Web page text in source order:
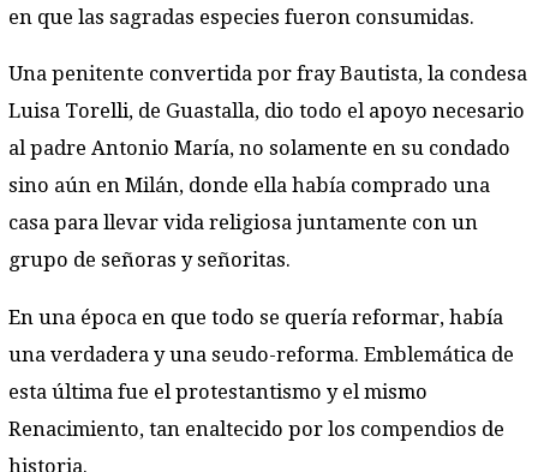
en que las sagradas especies fueron consumidas.
Una penitente convertida por fray Bautista, la condesa
Luisa Torelli, de Guastalla, dio todo el apoyo necesario
al padre Antonio María, no solamente en su condado
sino aún en Milán, donde ella había comprado una
casa para llevar vida religiosa juntamente con un
grupo de señoras y señoritas.
En una época en que todo se quería reformar, había
una verdadera y una seudo-reforma. Emblemática de
esta última fue el protestantismo y el mismo
Renacimiento, tan enaltecido por los compendios de
historia.